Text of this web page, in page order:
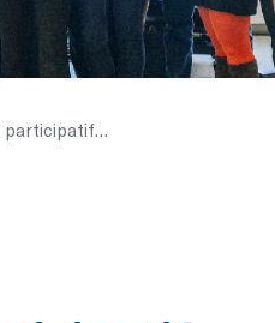
Budget participatif 2019 au Cégep de Matane : le gagnant de l’édition 2019 enfin dévoilé